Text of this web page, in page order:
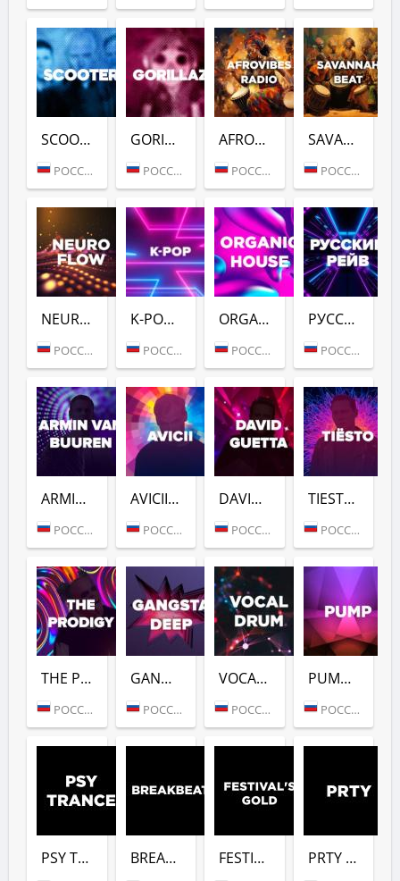
SCOOTER (DFM)
РОССИЯ (МОСКВА)
GORILLAZ (DFM)
РОССИЯ (МОСКВА)
AFROVIBES RADIO (DFM)
РОССИЯ (МОСКВА)
SAVANNAH BEAT (DFM)
РОССИЯ (МОСКВА)
NEURO FLOW (DFM)
РОССИЯ (МОСКВА)
K-POP (DFM)
РОССИЯ (МОСКВА)
ORGANIC HOUSE (DFM)
РОССИЯ (МОСКВА)
РУССКИЙ РЕЙВ (DFM)
РОССИЯ (МОСКВА)
ARMIN VAN BUUREN (DFM)
РОССИЯ (МОСКВА)
AVICII (DFM)
РОССИЯ (МОСКВА)
DAVID GUETTA (DFM)
РОССИЯ (МОСКВА)
TIESTO (DFM)
РОССИЯ (МОСКВА)
THE PRODIGY (DFM)
РОССИЯ (МОСКВА)
GANGSTER DEEP (DFM)
РОССИЯ (МОСКВА)
VOCAL DRUM (DFM)
РОССИЯ (МОСКВА)
PUMP (DFM)
РОССИЯ (МОСКВА)
PSY TRANCE (DFM) BREAKBEAT (DFM) FESTIVALS GOLD (DFM) PRTY (DFM)